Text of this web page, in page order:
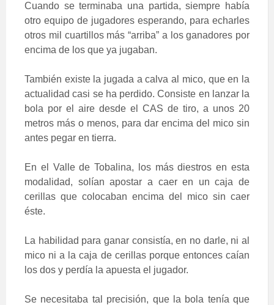
Cuando se terminaba una partida, siempre había
otro equipo de jugadores esperando, para echarles
otros mil cuartillos más “arriba” a los ganadores por
encima de los que ya jugaban.
También existe la jugada a calva al mico, que en la
actualidad casi se ha perdido. Consiste en lanzar la
bola por el aire desde el CAS de tiro, a unos 20
metros más o menos, para dar encima del mico sin
antes pegar en tierra.
En el Valle de Tobalina, los más diestros en esta
modalidad, solían apostar a caer en un caja de
cerillas que colocaban encima del mico sin caer
éste.
La habilidad para ganar consistía, en no darle, ni al
mico ni a la caja de cerillas porque entonces caían
los dos y perdía la apuesta el jugador.
Se necesitaba tal precisión, que la bola tenía que